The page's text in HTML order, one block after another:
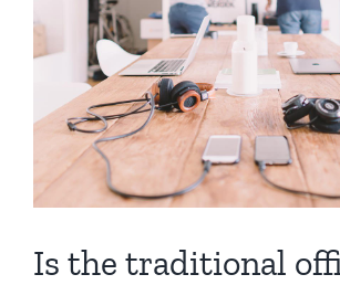
Is the traditional